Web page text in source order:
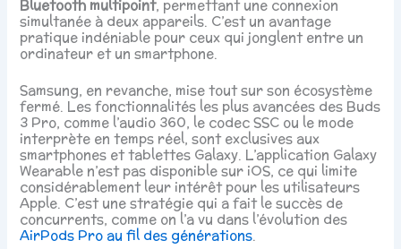
Bluetooth multipoint, permettant une connexion
simultanée à deux appareils. C’est un avantage
pratique indéniable pour ceux qui jonglent entre un
ordinateur et un smartphone.
Samsung, en revanche, mise tout sur son écosystème
fermé. Les fonctionnalités les plus avancées des Buds
3 Pro, comme l’audio 360, le codec SSC ou le mode
interprète en temps réel, sont exclusives aux
smartphones et tablettes Galaxy. L’application Galaxy
Wearable n’est pas disponible sur iOS, ce qui limite
considérablement leur intérêt pour les utilisateurs
Apple. C’est une stratégie qui a fait le succès de
concurrents, comme on l’a vu dans l’évolution des
AirPods Pro au fil des générations.